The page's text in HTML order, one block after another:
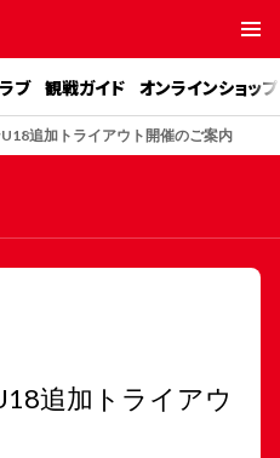
ブ 観戦ガイド オンラインショップ
追加トライアウト開催のご案内
追加トライアウ